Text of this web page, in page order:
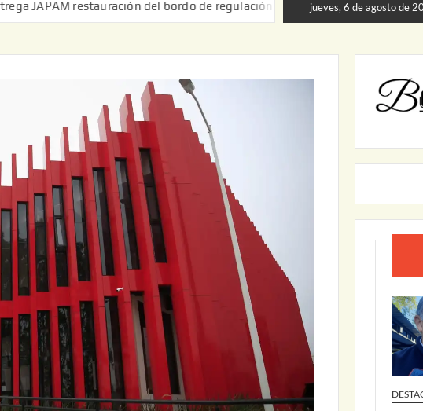
del bordo de regulación en el Ejido de Puerta de Palmillas
jueves, 6 de agosto de